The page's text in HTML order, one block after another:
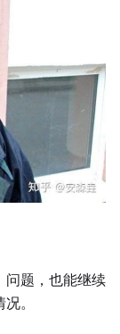
问题，也能继续
。